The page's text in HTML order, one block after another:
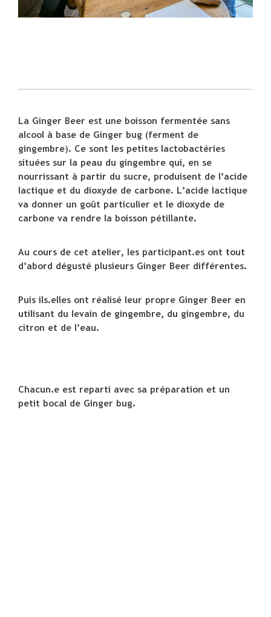
La Ginger Beer est une boisson fermentée sans
alcool à base de Ginger bug (ferment de
gingembre). Ce sont les petites lactobactéries
situées sur la peau du gingembre qui, en se
nourrissant à partir du sucre, produisent de l’acide
lactique et du dioxyde de carbone. L’acide lactique
va donner un goût particulier et le dioxyde de
carbone va rendre la boisson pétillante.
Au cours de cet atelier, les participant.es ont tout
d’abord dégusté plusieurs Ginger Beer différentes.
Puis ils.elles ont réalisé leur propre Ginger Beer en
utilisant du levain de gingembre, du gingembre, du
citron et de l’eau.
Chacun.e est reparti avec sa préparation et un
petit bocal de Ginger bug.